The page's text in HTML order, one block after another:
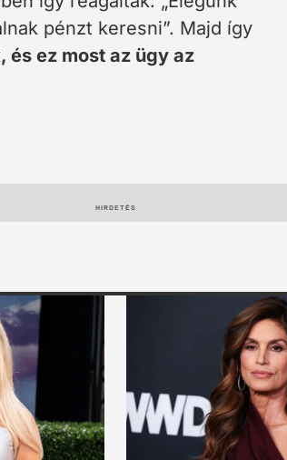
pénzt keresni”. Majd így
és ez most az ügy az
HIRDETÉS